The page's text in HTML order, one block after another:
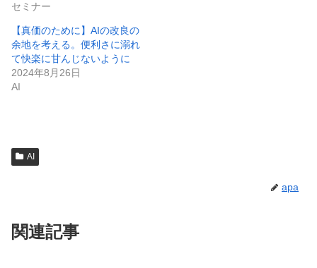
セミナー
【真価のために】AIの改良の
余地を考える。便利さに溺れ
て快楽に甘んじないように
2024年8月26日
AI
AI
apa
関連記事